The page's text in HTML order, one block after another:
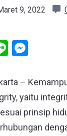
9, 2022
Line
–
yaitu
prinsip